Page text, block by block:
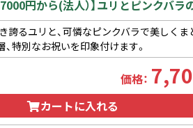
円から(法人）】ユリとピンクバラ
誇るユリと、可憐なピンクバラで美しくま
特別なお祝いを印象付けます。
価格：
カートに入れる